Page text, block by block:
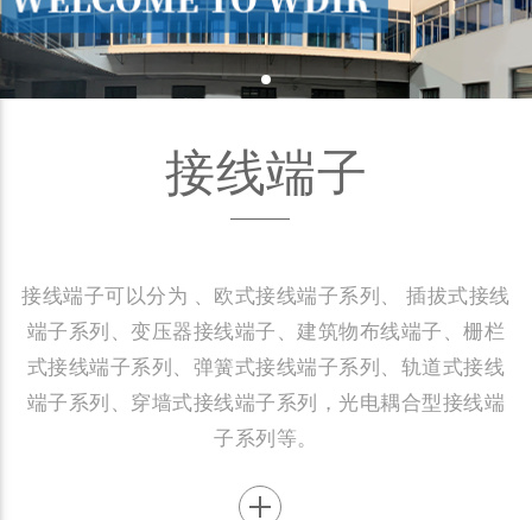
接线端子
接线端子可以分为 、欧式接线端子系列、 插拔式接线
端子系列、变压器接线端子、建筑物布线端子、栅栏
式接线端子系列、弹簧式接线端子系列、轨道式接线
端子系列、穿墙式接线端子系列，光电耦合型接线端
子系列等。